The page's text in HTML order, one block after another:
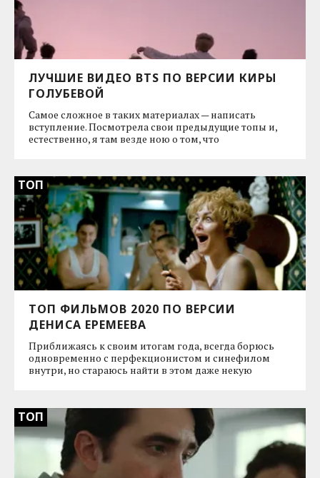
ЛУЧШИЕ ВИДЕО BTS ПО ВЕРСИИ КИРЫ
ГОЛУБЕВОЙ
Самое сложное в таких материалах — написать
вступление. Посмотрела свои предыдущие топы и,
естественно, я там везде ною о том, что
ТОП
ТОП ФИЛЬМОВ 2020 ПО ВЕРСИИ
ДЕНИСА ЕРЕМЕЕВА
Приближаясь к своим итогам года, всегда борюсь
одновременно с перфекционистом и синефилом
внутри, но стараюсь найти в этом даже некую
ТОП